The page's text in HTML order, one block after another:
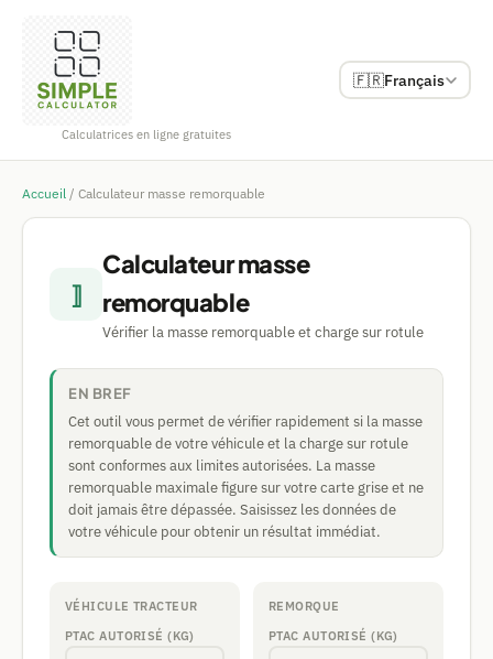
Calculatrices en ligne gratuites
🇫🇷Français
Accueil / Calculateur masse remorquable
⟧
Calculateur masse
remorquable
Vérifier la masse remorquable et charge sur rotule
EN BREF
Cet outil vous permet de vérifier rapidement si la masse
remorquable de votre véhicule et la charge sur rotule
sont conformes aux limites autorisées. La masse
remorquable maximale figure sur votre carte grise et ne
doit jamais être dépassée. Saisissez les données de
votre véhicule pour obtenir un résultat immédiat.
VÉHICULE TRACTEUR
PTAC AUTORISÉ (KG)
REMORQUE
PTAC AUTORISÉ (KG)